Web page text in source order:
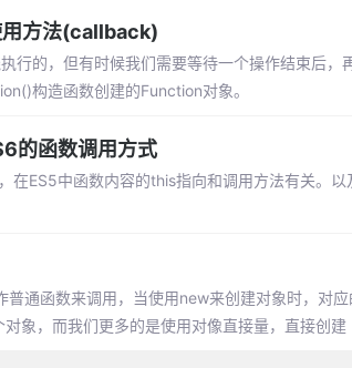
方法(callback)
行的，但有时候我们需要等待一个操作结束后
构造函数创建的Function对象。
的函数调用方式
在ES5中函数内容的this指向和调用方法有关。
通函数来调用，当使用new来创建对象时，对
象，而我们更多的是使用对像直接量，直接创建